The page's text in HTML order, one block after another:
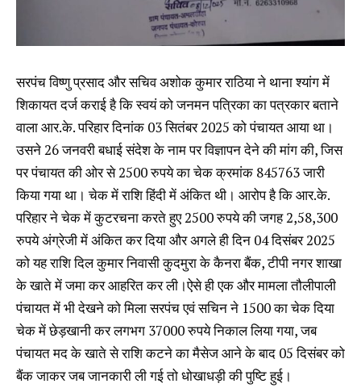
सरपंच विष्णु प्रसाद और सचिव अशोक कुमार राठिया ने थाना श्यांग में
शिकायत दर्ज कराई है कि स्वयं को जनमन पत्रिका का पत्रकार बताने
वाला आर.के. परिहार दिनांक 03 सितंबर 2025 को पंचायत आया था।
उसने 26 जनवरी बधाई संदेश के नाम पर विज्ञापन देने की मांग की, जिस
पर पंचायत की ओर से 2500 रुपये का चेक क्रमांक 845763 जारी
किया गया था। चेक में राशि हिंदी में अंकित थी। आरोप है कि आर.के.
परिहार ने चेक में कुटरचना करते हुए 2500 रुपये की जगह 2,58,300
रुपये अंग्रेजी में अंकित कर दिया और अगले ही दिन 04 दिसंबर 2025
को यह राशि दिल कुमार निवासी कुदमुरा के कैनरा बैंक, टीपी नगर शाखा
के खाते में जमा कर आहरित कर ली।ऐसे ही एक और मामला तौलीपाली
पंचायत में भी देखने को मिला सरपंच एवं सचिन ने ₹1500 का चेक दिया
चेक में छेड़खानी कर लगभग 37000 रुपये निकाल लिया गया, जब
पंचायत मद के खाते से राशि कटने का मैसेज आने के बाद 05 दिसंबर को
बैंक जाकर जब जानकारी ली गई तो धोखाधड़ी की पुष्टि हुई।